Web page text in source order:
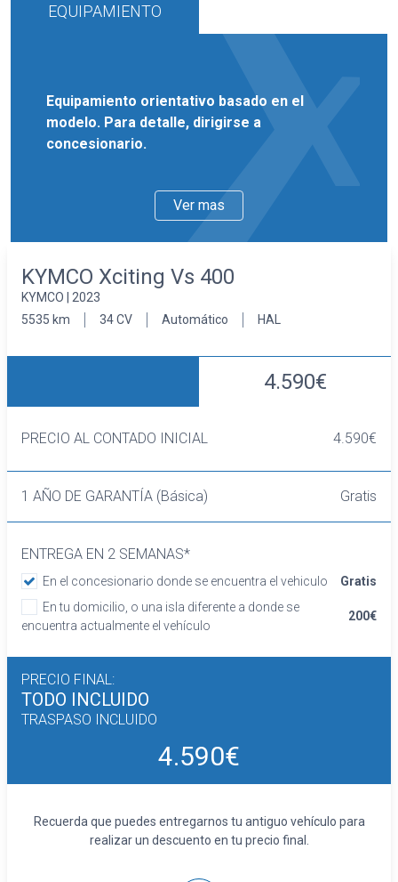
EQUIPAMIENTO
Equipamiento orientativo basado en el
modelo. Para detalle, dirigirse a
concesionario.
Ver mas
KYMCO Xciting Vs 400
KYMCO | 2023
5535 km
34 CV Automático HAL
4.590€
PRECIO AL CONTADO INICIAL 4.590€
1 AÑO DE GARANTÍA (Básica) Gratis
ENTREGA EN 2 SEMANAS*
En el concesionario donde se encuentra el vehiculo
Gratis
En tu domicilio, o una isla diferente a donde se
encuentra actualmente el vehículo
200€
PRECIO FINAL:
TODO INCLUIDO
TRASPASO INCLUIDO
4.590€
Recuerda que puedes entregarnos tu antiguo vehículo para
realizar un descuento en tu precio final.